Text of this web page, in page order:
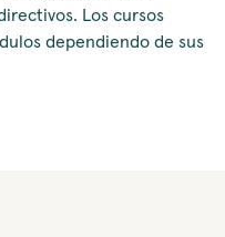
Los cursos
dependiendo de sus